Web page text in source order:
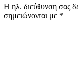
Η ηλ. διεύθυνση σας
σημειώνονται με *